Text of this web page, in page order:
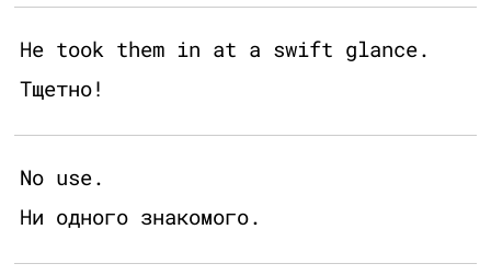
He took them in at a swift glance.
Тщетно!
No use.
Ни одного знакомого.